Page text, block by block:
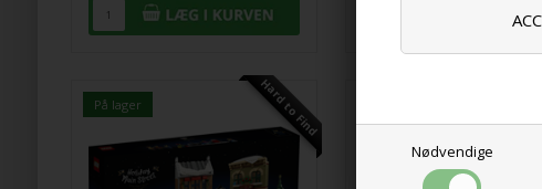
Nødvendige
På lager Hard to Find